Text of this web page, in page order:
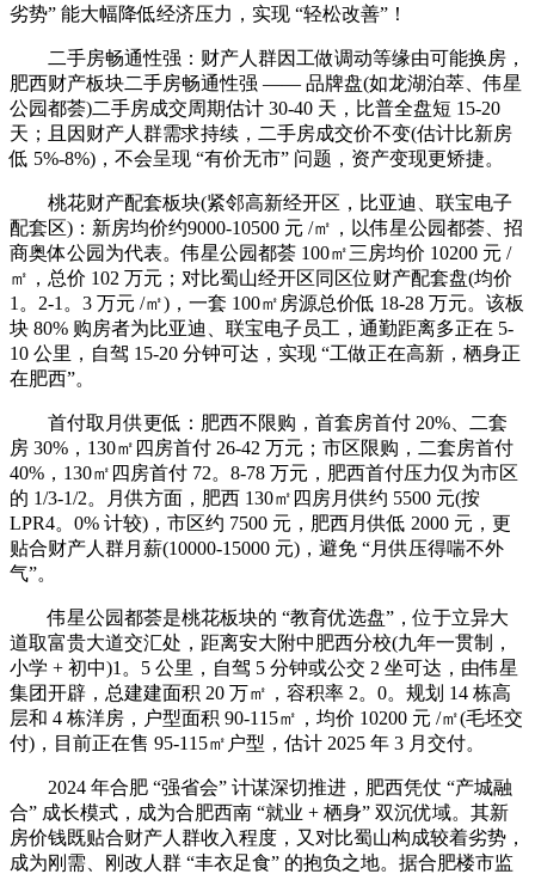
劣势” 能大幅降低经济压力，实现 “轻松改善”！
二手房畅通性强：财产人群因工做调动等缘由可能换房，
肥西财产板块二手房畅通性强 —— 品牌盘(如龙湖泊萃、伟星
公园都荟)二手房成交周期估计 30-40 天，比普全盘短 15-20
天；且因财产人群需求持续，二手房成交价不变(估计比新房
低 5%-8%)，不会呈现 “有价无市” 问题，资产变现更矫捷。
桃花财产配套板块(紧邻高新经开区，比亚迪、联宝电子
配套区)：新房均价约9000-10500 元 /㎡，以伟星公园都荟、招
商奥体公园为代表。伟星公园都荟 100㎡三房均价 10200 元 /
㎡，总价 102 万元；对比蜀山经开区同区位财产配套盘(均价
1。2-1。3 万元 /㎡)，一套 100㎡房源总价低 18-28 万元。该板
块 80% 购房者为比亚迪、联宝电子员工，通勤距离多正在 5-
10 公里，自驾 15-20 分钟可达，实现 “工做正在高新，栖身正
在肥西”。
首付取月供更低：肥西不限购，首套房首付 20%、二套
房 30%，130㎡四房首付 26-42 万元；市区限购，二套房首付
40%，130㎡四房首付 72。8-78 万元，肥西首付压力仅为市区
的 1/3-1/2。月供方面，肥西 130㎡四房月供约 5500 元(按
LPR4。0% 计较)，市区约 7500 元，肥西月供低 2000 元，更
贴合财产人群月薪(10000-15000 元)，避免 “月供压得喘不外
气”。
伟星公园都荟是桃花板块的 “教育优选盘”，位于立异大
道取富贵大道交汇处，距离安大附中肥西分校(九年一贯制，
小学 + 初中)1。5 公里，自驾 5 分钟或公交 2 坐可达，由伟星
集团开辟，总建建面积 20 万㎡，容积率 2。0。规划 14 栋高
层和 4 栋洋房，户型面积 90-115㎡，均价 10200 元 /㎡(毛坯交
付)，目前正在售 95-115㎡户型，估计 2025 年 3 月交付。
2024 年合肥 “强省会” 计谋深切推进，肥西凭仗 “产城融
合” 成长模式，成为合肥西南 “就业 + 栖身” 双沉优域。其新
房价钱既贴合财产人群收入程度，又对比蜀山构成较着劣势，
成为刚需、刚改人群 “丰衣足食” 的抱负之地。据合肥楼市监